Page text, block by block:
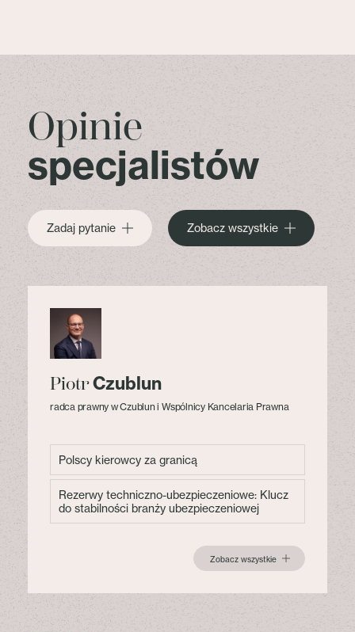
Opinie
specjalistów
Zadaj pytanie Zobacz wszystkie
PiotrCzublun
radca prawny w Czublun i Wspólnicy Kancelaria Prawna
Polscy kierowcy za granicą
Rezerwy techniczno-ubezpieczeniowe: Klucz
do stabilności branży ubezpieczeniowej
Zobacz wszystkie